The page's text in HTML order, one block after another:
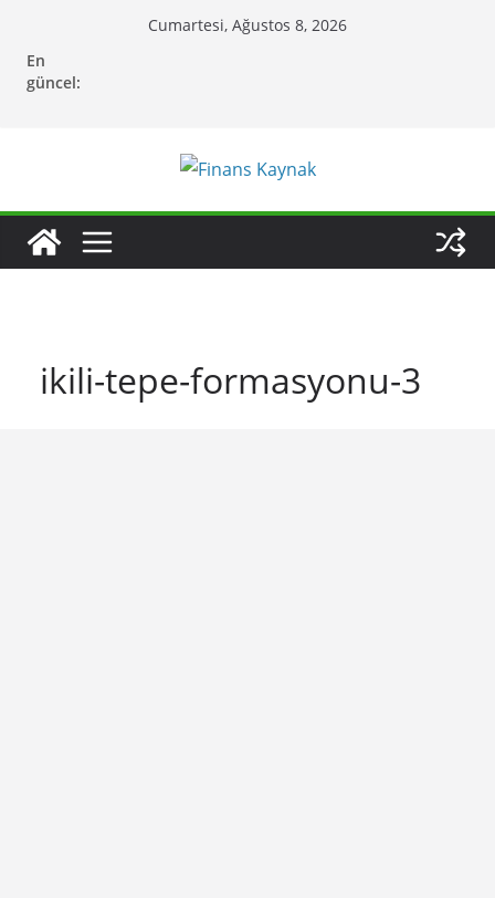
content
Cumartesi, Ağustos 8, 2026
En
güncel:
ikili-tepe-formasyonu-3